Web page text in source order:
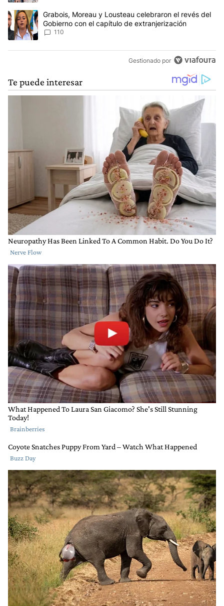
Un artículo de tendencia con el título "Grabois, Moreau y
Grabois, Moreau y Lousteau celebraron el revés del
Gobierno con el capítulo de extranjerización
110
Gestionado por